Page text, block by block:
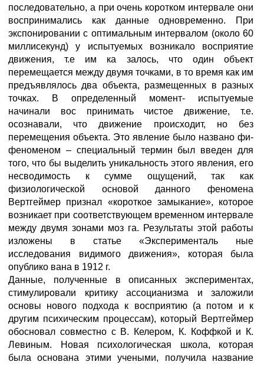
последовательно, а при очень коротком интервале они
воспринимались как данные одновременно. При
экспонировании с оптимальным интервалом (около 60
миллисекунд) у испытуемых возникало восприятие
движения, т.е им ка залось, что один объект
перемещается между двумя точками, в то время как им
предъявлялось два объекта, размещенных в разных
точках. В определенный момент- испытуемые
начинали вос принимать чистое движение, т.е.
осознавали, что движение происходит, но без
перемещения объекта. Это явление было названо фи-
феноменом – специальный термин был введен для
того, что бы выделить уникальность этого явления, его
несводимость к сумме ощущений, так как
физиологической основой данного феномена
Вертгеймер признал «короткое замыкание», которое
возникает при соответствующем временном интервале
между двумя зонами моз га. Результаты этой работы
изложены в статье «Эксперименталь ные
исследования видимого движения», которая была
опублико вана в 1912 г.
Данные, полученные в описанных экспериментах,
стимулировали критику ассоцианизма и заложили
основы нового подхода к восприятию (а потом и к
другим психическим процессам), который Вертгеймер
обосновал совместно с В. Келером, К. Коффкой и К.
Левиным. Новая психологическая школа, которая
была основана этими учеными, получила название